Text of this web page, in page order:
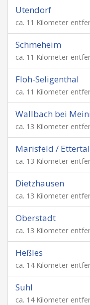
Utendorf
ca. 11 Kilometer
Schmeheim
ca. 11 Kilometer
Floh-Seligenthal
ca. 11 Kilometer
Wallbach bei
ca. 13 Kilometer
Marisfeld / Ettertal
ca. 13 Kilometer
Dietzhausen
ca. 13 Kilometer
Oberstadt
ca. 13 Kilometer
Heßles
ca. 14 Kilometer
Suhl
ca. 14 Kilometer